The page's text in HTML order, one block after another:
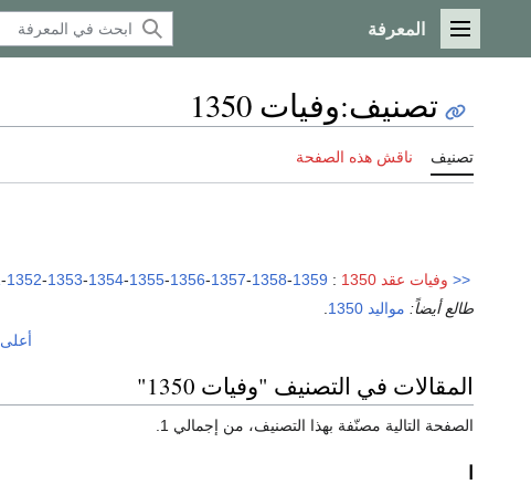
القائمة الرئيسية
المعرفة
تصنيف:وفيات 1350
تصنيف ناقش هذه الصفحة
<< وفيات عقد 1350 :
-1352-1353-1354-1355-1356-1357-1358-1359
طالع أيضاً: مواليد 1350
أعلى
المقالات في التصنيف "وفيات 1350"
الصفحة التالية مصنّفة بهذا التصنيف، من إجمالي 1.